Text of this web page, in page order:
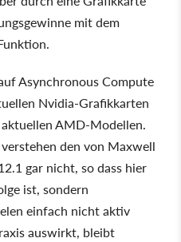
mit dem
Asynchronous Compute
Nvidia-Grafikkarten
AMD-Modellen.
den von Maxwell
gar nicht, so dass hier
ist, sondern
einfach nicht aktiv
auswirkt, bleibt